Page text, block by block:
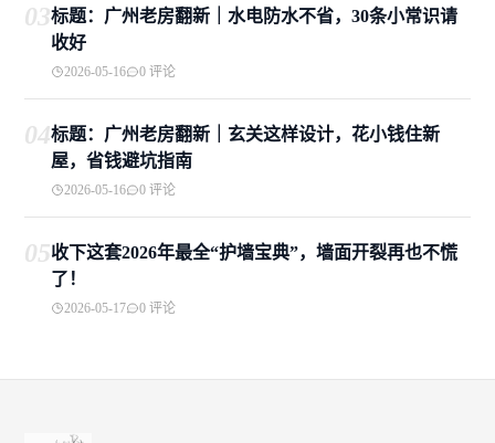
03标题：广州老房翻新｜水电防水不省，30条小常识请
收好
2026-05-16 0 评论
04标题：广州老房翻新｜玄关这样设计，花小钱住新
屋，省钱避坑指南
2026-05-16 0 评论
05收下这套2026年最全“护墙宝典”，墙面开裂再也不慌
了！
2026-05-17 0 评论